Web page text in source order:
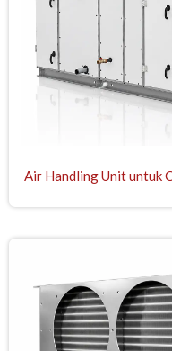
Air Handling Unit untuk